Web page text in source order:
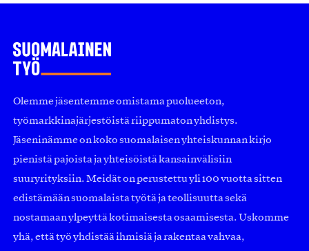
Olemme jäsentemme omistama puolueeton,
työmarkkinajärjestöistä riippumaton yhdistys.
Jäseninämme on koko suomalaisen yhteiskunnan kirjo
pienistä pajoista ja yhteisöistä kansainvälisiin
suuryrityksiin. Meidät on perustettu yli 100 vuotta sitten
edistämään suomalaista työtä ja teollisuutta sekä
nostamaan ylpeyttä kotimaisesta osaamisesta. Uskomme
yhä, että työ yhdistää ihmisiä ja rakentaa vahvaa,